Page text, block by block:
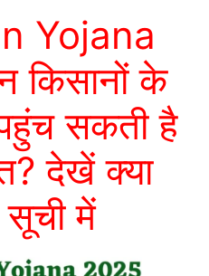
Yojana
किसानों के
सकती है
देखें क्या
में